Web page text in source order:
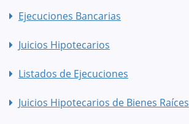
Ejecuciones Bancarias
Juicios Hipotecarios
Listados de Ejecuciones
Juicios Hipotecarios de Bienes Raíces